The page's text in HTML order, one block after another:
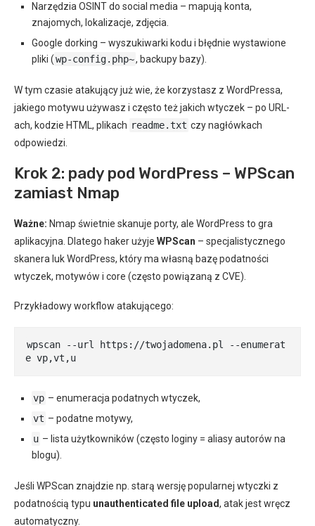
Narzędzia OSINT do social media – mapują konta,
znajomych, lokalizacje, zdjęcia.
Google dorking – wyszukiwarki kodu i błędnie wystawione
pliki (wp-config.php~, backupy bazy).
W tym czasie atakujący już wie, że korzystasz z WordPressa,
jakiego motywu używasz i często też jakich wtyczek – po URL-
ach, kodzie HTML, plikach readme.txt czy nagłówkach
odpowiedzi.
Krok 2: pady pod WordPress – WPScan
zamiast Nmap
Ważne: Nmap świetnie skanuje porty, ale WordPress to gra
aplikacyjna. Dlatego haker użyje WPScan – specjalistycznego
skanera luk WordPress, który ma własną bazę podatności
wtyczek, motywów i core (często powiązaną z CVE).
Przykładowy workflow atakującego:
wpscan --url https://twojadomena.pl --enumerat
e vp,vt,u
vp – enumeracja podatnych wtyczek,
vt – podatne motywy,
u – lista użytkowników (często loginy = aliasy autorów na
blogu).
Jeśli WPScan znajdzie np. starą wersję popularnej wtyczki z
podatnością typu unauthenticated file upload, atak jest wręcz
automatyczny.